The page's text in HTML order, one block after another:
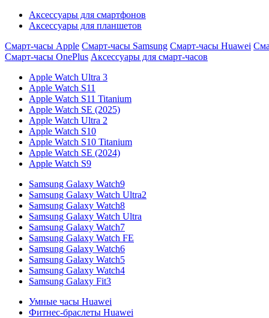
Аксессуары для смартфонов
Аксессуары для планшетов
Смарт-часы Apple Смарт-часы Samsung Смарт-часы Huawei
Смарт-часы OnePlus Аксессуары для смарт-часов
Apple Watch Ultra 3
Apple Watch S11
Apple Watch S11 Titanium
Apple Watch SE (2025)
Apple Watch Ultra 2
Apple Watch S10
Apple Watch S10 Titanium
Apple Watch SE (2024)
Apple Watch S9
Samsung Galaxy Watch9
Samsung Galaxy Watch Ultra2
Samsung Galaxy Watch8
Samsung Galaxy Watch Ultra
Samsung Galaxy Watch7
Samsung Galaxy Watch FE
Samsung Galaxy Watch6
Samsung Galaxy Watch5
Samsung Galaxy Watch4
Samsung Galaxy Fit3
Умные часы Huawei
Фитнес-браслеты Huawei